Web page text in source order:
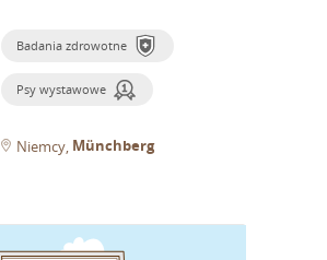
Badania zdrowotne
Psy wystawowe
Niemcy Münchberg